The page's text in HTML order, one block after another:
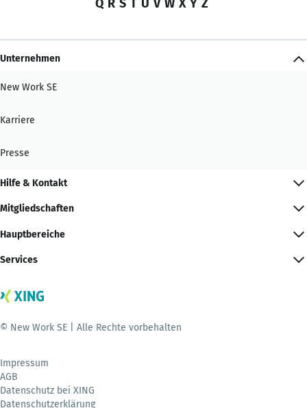
Q R S T U V W X Y Z
Unternehmen
New Work SE
Karriere
Presse
Hilfe & Kontakt
Mitgliedschaften
Hauptbereiche
Services
© New Work SE | Alle Rechte vorbehalten
Impressum
AGB
Datenschutz bei XING
Datenschutzerklärung